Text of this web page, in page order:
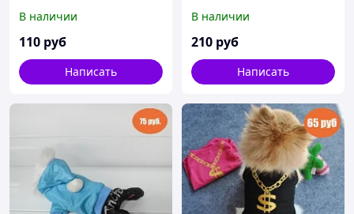
В наличии
110 руб
Написать
В наличии
210 руб
Написать